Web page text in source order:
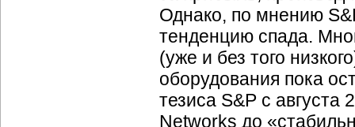
Однако, по мнению
тенденцию спада.
(уже и без того
оборудования пока
тезиса S&P с августа
Networks до